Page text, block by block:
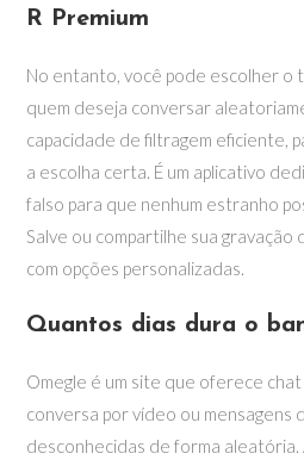
R Premium
No entanto, você pode escolher o
quem deseja conversar
capacidade de filtragem eficiente,
a escolha certa. É um aplicativo
falso para que nenhum estranho
Salve ou compartilhe sua gravação
com opções personalizadas.
Quantos dias dura o
Omegle é um site que oferece
conversa por vídeo ou mensagens
desconhecidas de forma aleatória.